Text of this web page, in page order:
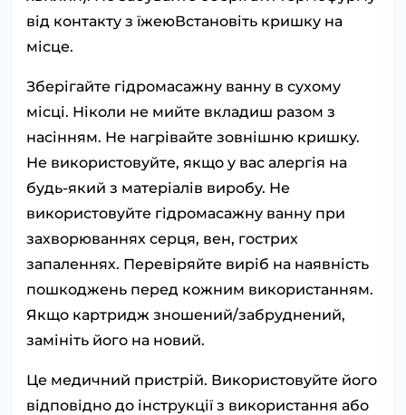
від контакту з їжеюВстановіть кришку на
місце.
Зберігайте гідромасажну ванну в сухому
місці. Ніколи не мийте вкладиш разом з
насінням. Не нагрівайте зовнішню кришку.
Не використовуйте, якщо у вас алергія на
будь-який з матеріалів виробу. Не
використовуйте гідромасажну ванну при
захворюваннях серця, вен, гострих
запаленнях. Перевіряйте виріб на наявність
пошкоджень перед кожним використанням.
Якщо картридж зношений/забруднений,
замініть його на новий.
Це медичний пристрій. Використовуйте його
відповідно до інструкції з використання або